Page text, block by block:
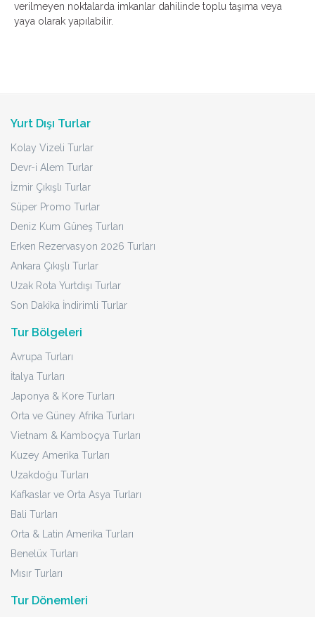
verilmeyen noktalarda imkanlar dahilinde toplu taşıma veya
yaya olarak yapılabilir.
Yurt Dışı Turlar
Kolay Vizeli Turlar
Devr-i Alem Turlar
İzmir Çıkışlı Turlar
Süper Promo Turlar
Deniz Kum Güneş Turları
Erken Rezervasyon 2026 Turları
Ankara Çıkışlı Turlar
Uzak Rota Yurtdışı Turlar
Son Dakika İndirimli Turlar
Tur Bölgeleri
Avrupa Turları
İtalya Turları
Japonya & Kore Turları
Orta ve Güney Afrika Turları
Vietnam & Kamboçya Turları
Kuzey Amerika Turları
Uzakdoğu Turları
Kafkaslar ve Orta Asya Turları
Bali Turları
Orta & Latin Amerika Turları
Benelüx Turları
Mısır Turları
Tur Dönemleri